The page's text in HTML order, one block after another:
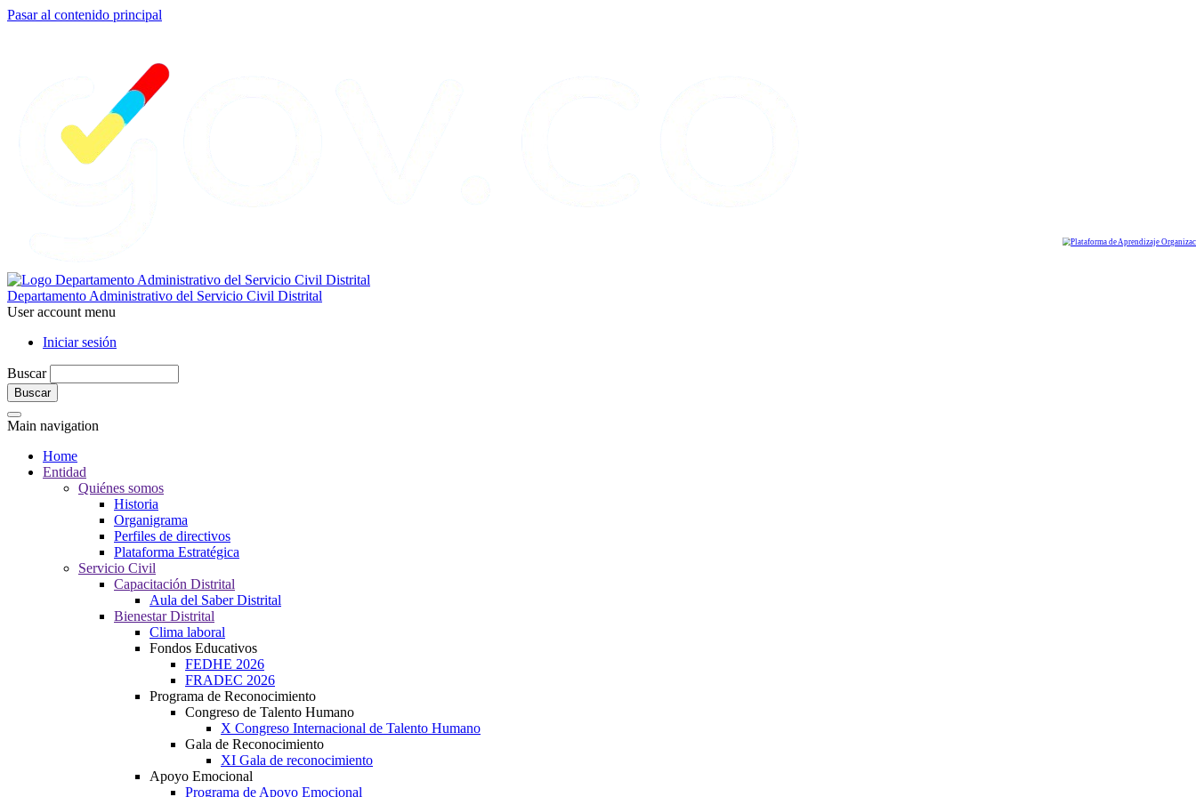
Pasar al contenido principal
Departamento Administrativo del Servicio Civil Distrital
User account menu
Iniciar sesión
Buscar
Main navigation
Home
Entidad
Quiénes somos
Historia
Organigrama
Perfiles de directivos
Plataforma Estratégica
Servicio Civil
Capacitación Distrital
Aula del Saber Distrital
Bienestar Distrital
Clima laboral
Fondos Educativos
FEDHE 2026
FRADEC 2026
Programa de Reconocimiento
Congreso de Talento Humano
X Congreso Internacional de Talento Humano
Gala de Reconocimiento
XI Gala de reconocimiento
Apoyo Emocional
Programa de Apoyo Emocional